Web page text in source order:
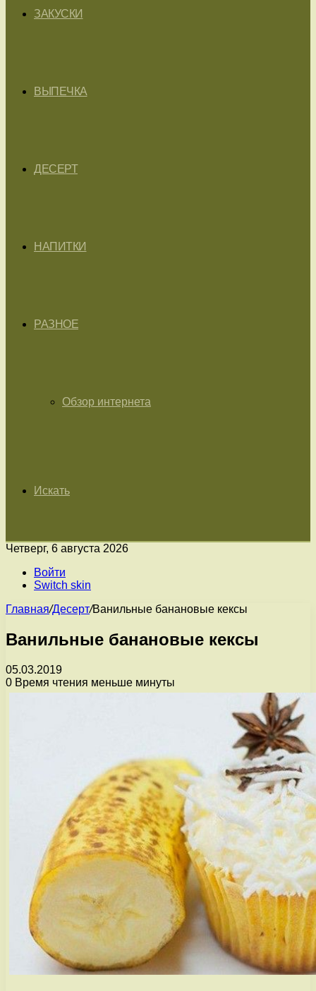
ЗАКУСКИ
ВЫПЕЧКА
ДЕСЕРТ
НАПИТКИ
РАЗНОЕ
Обзор интернета
Искать
Четверг, 6 августа 2026
Войти
Switch skin
Главная/Десерт/Ванильные банановые кексы
Ванильные банановые кексы
05.03.2019
0 Время чтения меньше минуты